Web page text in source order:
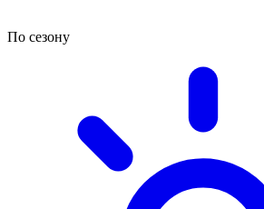
По сезону